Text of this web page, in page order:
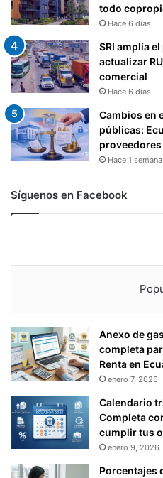
todo
Hace 6 días
SRI amplía
actualizar
comercial
Hace 6 días
Cambios en
públicas:
Hace 1 semana
Síguenos en Facebook
Anexo de
completa
Renta en
enero 7, 2026
Calendario
Completa
cumplir tus
enero 9, 2026
Porcentajes